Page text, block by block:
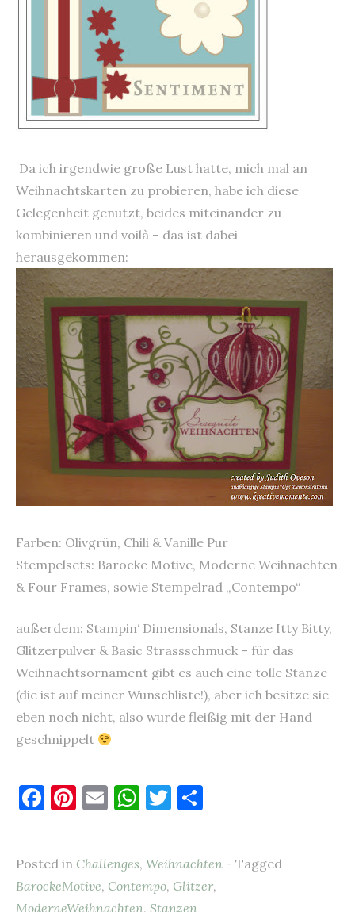
Da ich irgendwie große Lust hatte, mich mal an
Weihnachtskarten zu probieren, habe ich diese
Gelegenheit genutzt, beides miteinander zu
kombinieren und voilà – das ist dabei
herausgekommen:
Farben: Olivgrün, Chili & Vanille Pur
Stempelsets: Barocke Motive, Moderne Weihnachten
& Four Frames, sowie Stempelrad „Contempo“
außerdem: Stampin‘ Dimensionals, Stanze Itty Bitty,
Glitzerpulver & Basic Strassschmuck – für das
Weihnachtsornament gibt es auch eine tolle Stanze
(die ist auf meiner Wunschliste!), aber ich besitze sie
eben noch nicht, also wurde fleißig mit der Hand
geschnippelt
F
e
b
Pi
es
t
E
l
W
s
A
T
te
r
n
Posted in Challenges, Weihnachten - Tagged
BarockeMotive, Contempo, Glitzer,
ModerneWeihnachten, Stanzen